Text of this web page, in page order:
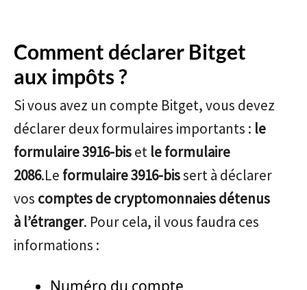
Comment déclarer Bitget
aux impôts ?
Si vous avez un compte Bitget, vous devez
déclarer deux formulaires importants : le
formulaire 3916-biset le formulaire
2086.Le formulaire 3916-bissert à déclarer
vos comptes de cryptomonnaies détenus
à l’étranger. Pour cela, il vous faudra ces
informations :
Numéro du compte